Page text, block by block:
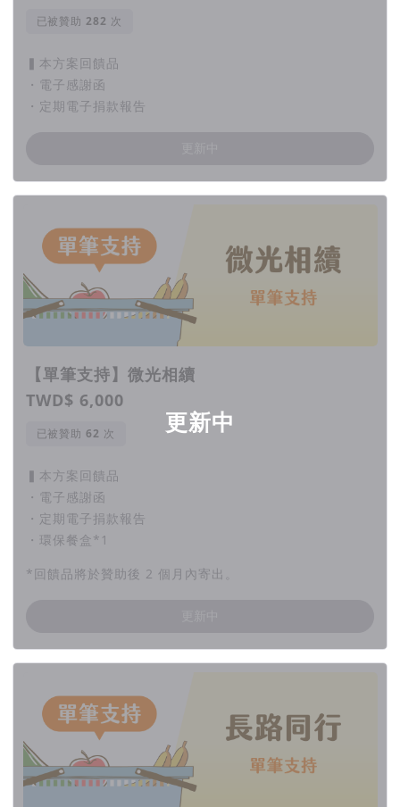
已被贊助 次
▍本方案回饋品
・電子感謝函
・定期電子捐款報告
更新中
【單筆支持】微光相續
TWD$ 6,000
已被贊助 次
▍本方案回饋品
・電子感謝函
・定期電子捐款報告
・環保餐盒*1
*回饋品將於贊助後 2 個月內寄出。